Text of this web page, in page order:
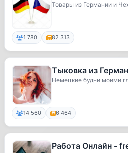
Товары из Германии и
1 780 82 313
Тыковка из
Немецкие будни моими
14 560 6 464
Работа Онлайн -